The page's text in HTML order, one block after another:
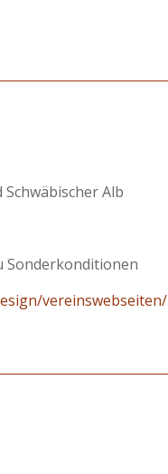
Alb
Sonderkonditionen
vereinswebseiten/